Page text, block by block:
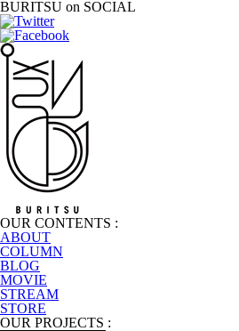
BURITSU on SOCIAL
OUR CONTENTS :
ABOUT
COLUMN
BLOG
MOVIE
STREAM
STORE
OUR PROJECTS :